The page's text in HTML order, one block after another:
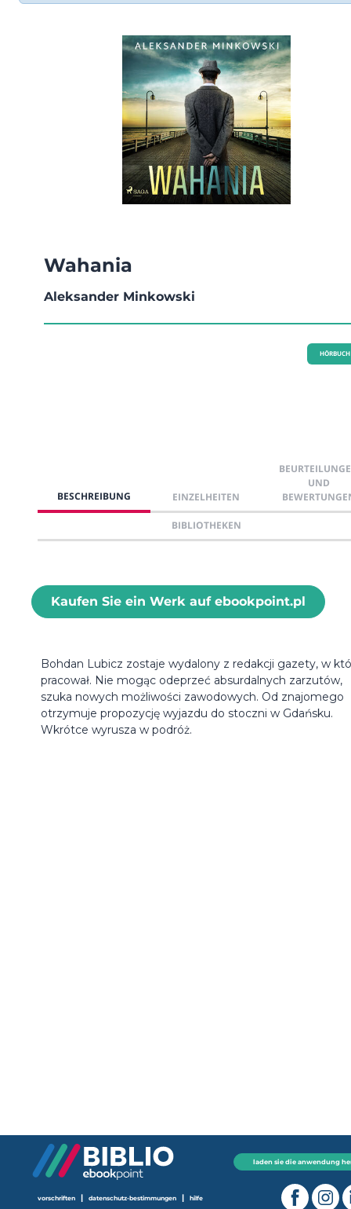
Wahania
Aleksander Minkowski
HÖRBUCH
BESCHREIBUNG EINZELHEITEN
UND
BIBLIOTHEKEN
Kaufen Sie ein Werk auf ebookpoint.pl
Bohdan Lubicz zostaje wydalony z redakcji gazety, w
pracował. Nie mogąc odeprzeć absurdalnych zarzutów,
szuka nowych możliwości zawodowych. Od znajomego
otrzymuje propozycję wyjazdu do stoczni w Gdańsku.
Wkrótce wyrusza w podróż.
laden sie die anwendung
vorschriften | datenschutz-bestimmungen | hilfe